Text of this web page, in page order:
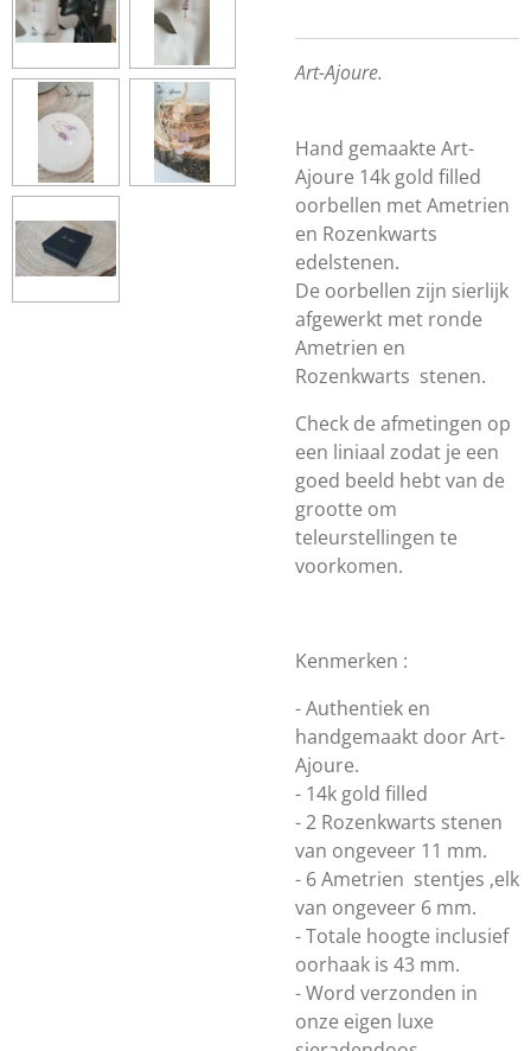
Art-Ajoure.
Hand gemaakte Art-
Ajoure 14k gold filled
oorbellen met Ametrien
en Rozenkwarts
edelstenen.
De oorbellen zijn sierlijk
afgewerkt met ronde
Ametrien en
Rozenkwarts stenen.
Check de afmetingen op
een liniaal zodat je een
goed beeld hebt van de
grootte om
teleurstellingen te
voorkomen.
Kenmerken :
- Authentiek en
handgemaakt door Art-
Ajoure.
- 14k gold filled
- 2 Rozenkwarts stenen
van ongeveer 11 mm.
- 6 Ametrien stentjes ,elk
van ongeveer 6 mm.
- Totale hoogte inclusief
oorhaak is 43 mm.
- Word verzonden in
onze eigen luxe